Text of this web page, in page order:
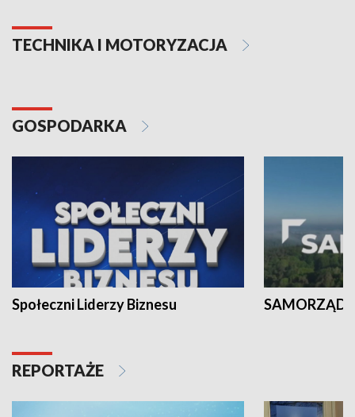
TECHNIKA I MOTORYZACJA
GOSPODARKA
Społeczni Liderzy Biznesu SAMORZĄD
REPORTAŻE